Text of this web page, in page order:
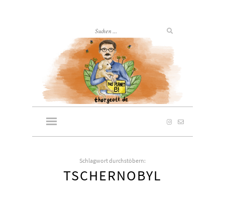
Schlagwort durchstöbern:
TSCHERNOBYL